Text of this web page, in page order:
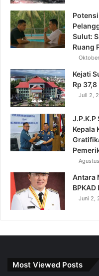
Sulut:
Ruang
Kejati
Rp
Juli 2,
Kepala
Antara
Juni 2,
Most Viewed Posts